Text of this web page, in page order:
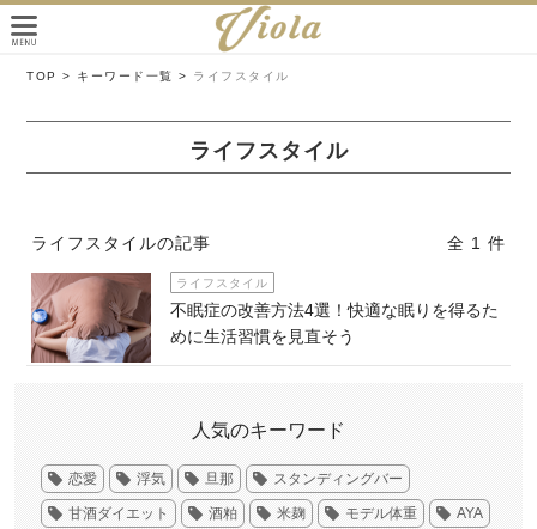
TOP > キーワード一覧 > ライフスタイル
ライフスタイル
ライフスタイルの記事 全 1 件
ライフスタイル
不眠症の改善方法4選！快適な眠りを得るた
めに生活習慣を見直そう
人気のキーワード
恋愛 浮気 旦那 スタンディングバー
甘酒ダイエット 酒粕 米麹 モデル体重 AYA